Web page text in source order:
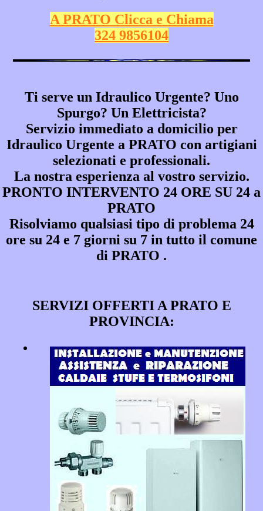
A PRATO Clicca e Chiama
324 9856104
Ti serve un Idraulico Urgente? Uno
Spurgo? Un Elettricista?
Servizio immediato a domicilio per
Idraulico Urgente a PRATO con artigiani
selezionati e professionali.
La nostra esperienza al vostro servizio.
PRONTO INTERVENTO 24 ORE SU 24 a
PRATO
Risolviamo qualsiasi tipo di problema 24
ore su 24 e 7 giorni su 7 in tutto il comune
di PRATO .
SERVIZI OFFERTI A PRATO E
PROVINCIA: